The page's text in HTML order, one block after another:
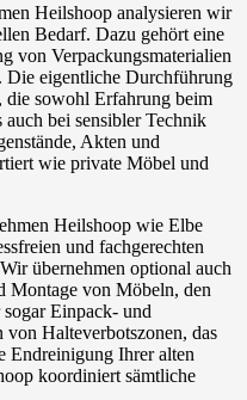
Heilshoop analysieren wir
Bedarf. Dazu gehört eine
von Verpackungsmaterialien
Die eigentliche Durchführung
sowohl Erfahrung beim
bei sensibler Technik
Akten und
wie private Möbel und
Heilshoop wie Elbe
und fachgerechten
übernehmen optional auch
Montage von Möbeln, den
Einpack- und
Halteverbotszonen, das
Endreinigung Ihrer alten
koordiniert sämtliche